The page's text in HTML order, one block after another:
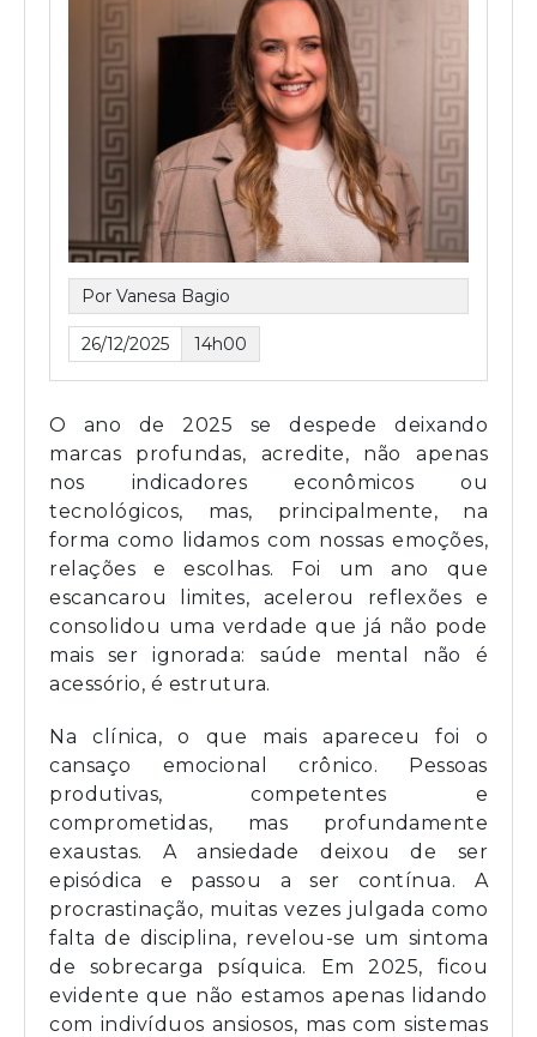
Por Vanesa Bagio
26/12/2025 14h00
O ano de 2025 se despede deixando
marcas profundas, acredite, não apenas
nos indicadores econômicos ou
tecnológicos, mas, principalmente, na
forma como lidamos com nossas emoções,
relações e escolhas. Foi um ano que
escancarou limites, acelerou reflexões e
consolidou uma verdade que já não pode
mais ser ignorada: saúde mental não é
acessório, é estrutura.
Na clínica, o que mais apareceu foi o
cansaço emocional crônico. Pessoas
produtivas, competentes e
comprometidas, mas profundamente
exaustas. A ansiedade deixou de ser
episódica e passou a ser contínua. A
procrastinação, muitas vezes julgada como
falta de disciplina, revelou-se um sintoma
de sobrecarga psíquica. Em 2025, ficou
evidente que não estamos apenas lidando
com indivíduos ansiosos, mas com sistemas